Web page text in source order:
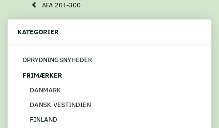
AFA 201-300
KATEGORIER
OPRYDNINGSNYHEDER
FRIMÆRKER
DANMARK
DANSK VESTINDIEN
FINLAND